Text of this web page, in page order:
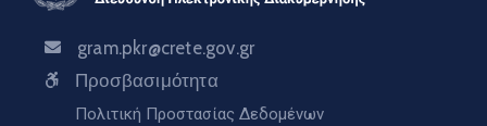
gram.pkr@crete.gov.gr
Προσβασιμότητα
Πολιτική Προστασίας Δεδομένων